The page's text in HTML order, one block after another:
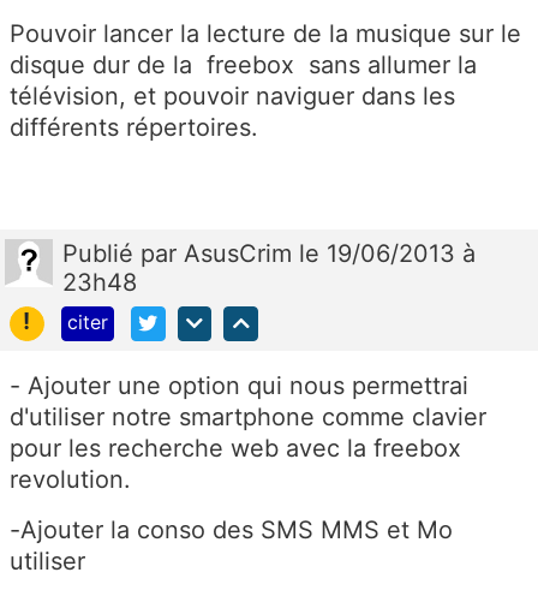
Pouvoir lancer la lecture de la musique sur le
disque dur de la freebox sans allumer la
télévision, et pouvoir naviguer dans les
différents répertoires.
Publié par AsusCrim le 19/06/2013 à
23h48
!
citer
- Ajouter une option qui nous permettrai
d'utiliser notre smartphone comme clavier
pour les recherche web avec la freebox
revolution.
-Ajouter la conso des SMS MMS et Mo
utiliser